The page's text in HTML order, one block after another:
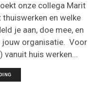
onze collega Marit
en welke
je aan, doe mee, en
jouw organisatie. Voor
huis werken...